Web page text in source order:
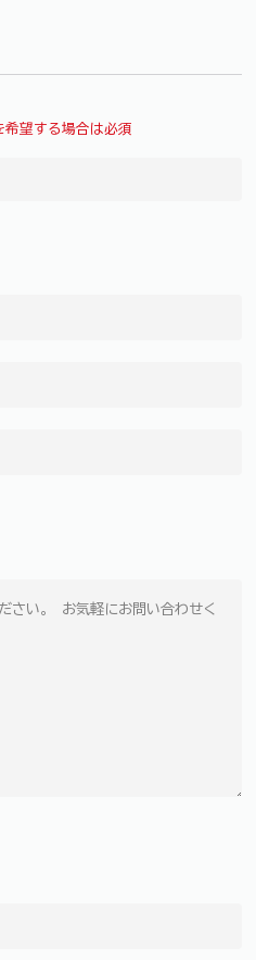
望する場合は必須